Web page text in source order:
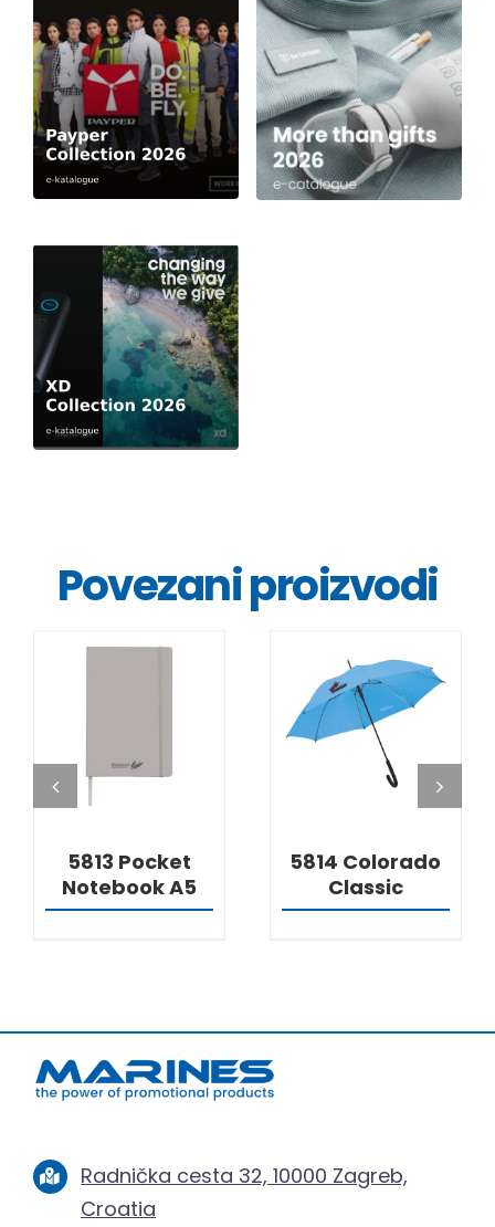
Povezani proizvodi
5813 Pocket
Notebook A5
DETALJI
5814 Colorado
Classic
Radnička cesta 32, 10000 Zagreb,
Croatia